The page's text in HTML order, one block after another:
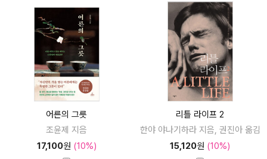
어른의 그릇
조윤제 지음
17,100원 (10%)
리틀 라이프 2
한야 야나기하라 지음, 권진아 옮김
15,120원 (10%)